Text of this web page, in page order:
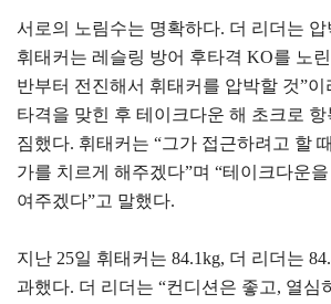
서로의 노림수는 명확하다. 더 리더는
휘태커는 레슬링 방어 후타격 KO를 노
반부터 전진해서 휘태커를 압박할 것”이
타격을 맞힌 후 테이크다운 해 초크로
짐했다. 휘태커는 “그가 접근하려고 할
가를 치르게 해주겠다”며 “테이크다운
여주겠다”고 말했다.
지난 25일 휘태커는 84.1kg, 더 리더는
과했다. 더 리더는 “컨디션은 좋고, 열심